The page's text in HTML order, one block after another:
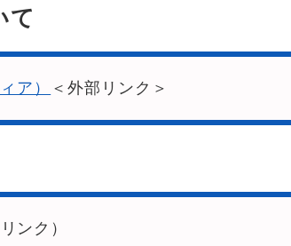
て
ア） ＜外部リンク＞
ンク）